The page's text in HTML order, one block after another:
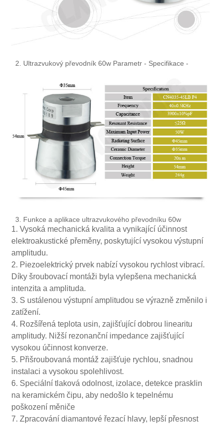
2. Ultrazvukový převodník 60w Parametr - Specifikace -
3. Funkce a aplikace ultrazvukového převodníku 60w
1. Vysoká mechanická kvalita a vynikající účinnost
elektroakustické přeměny, poskytující vysokou výstupní
amplitudu.
2. Piezoelektrický prvek nabízí vysokou rychlost vibrací.
Díky šroubovací montáži byla vylepšena mechanická
intenzita a amplituda.
3. S ustálenou výstupní amplitudou se výrazně změnilo i
zatížení.
4. Rozšířená teplota usin, zajišťující dobrou linearitu
amplitudy. Nižší rezonanční impedance zajišťující
vysokou účinnost konverze.
5. Přišroubovaná montáž zajišťuje rychlou, snadnou
instalaci a vysokou spolehlivost.
6. Speciální tlaková odolnost, izolace, detekce prasklin
na keramickém čipu, aby nedošlo k tepelnému
poškození měniče
7. Zpracování diamantové řezací hlavy, lepší přesnost